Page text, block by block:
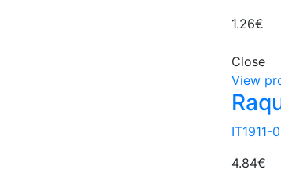
1.26€
Close
View
IT1911-
4.84€